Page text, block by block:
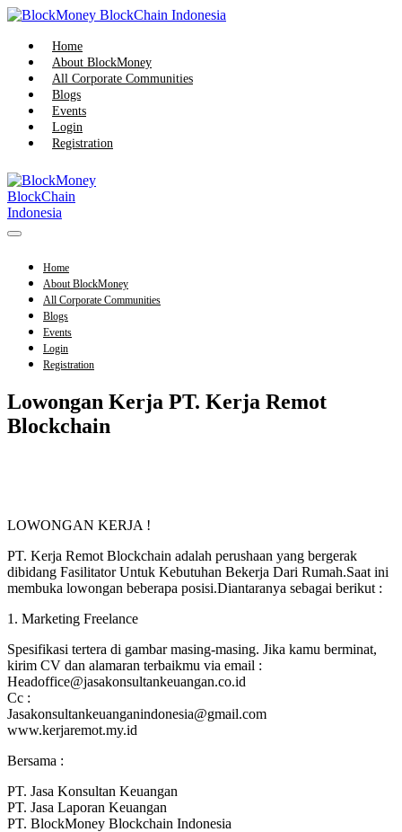
Skip
content
Home
About BlockMoney
All Corporate Communities
Blogs
Events
Login
Registration
Menu
Home
About BlockMoney
All Corporate Communities
Blogs
Events
Login
Registration
Lowongan Kerja PT. Kerja Remot
Blockchain
LOWONGAN KERJA !
PT. Kerja Remot Blockchain adalah perushaan yang bergerak
dibidang Fasilitator Untuk Kebutuhan Bekerja Dari Rumah.Saat ini
membuka lowongan beberapa posisi.Diantaranya sebagai berikut :
1. Marketing Freelance
Spesifikasi tertera di gambar masing-masing. Jika kamu berminat,
kirim CV dan alamaran terbaikmu via email :
Headoffice@jasakonsultankeuangan.co.id
Cc :
Jasakonsultankeuanganindonesia@gmail.com
www.kerjaremot.my.id
Bersama :
PT. Jasa Konsultan Keuangan
PT. Jasa Laporan Keuangan
PT. BlockMoney Blockchain Indonesia